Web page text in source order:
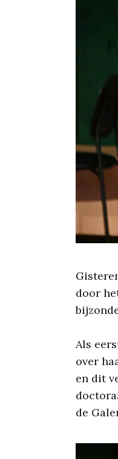
door
Als
over
en dit
de